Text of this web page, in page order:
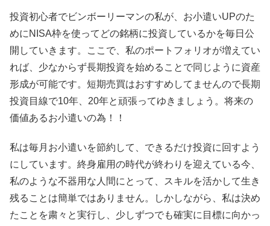
投資初心者でビンボーリーマンの私が、お小遣いUPのた
めにNISA枠を使ってどの銘柄に投資しているかを毎日公
開していきます。ここで、私のポートフォリオが増えてい
れば、少なからず長期投資を始めることで同じように資産
形成が可能です。短期売買はおすすめしてませんので長期
投資目線で10年、20年と頑張ってゆきましょう。将来の
価値あるお小遣いの為！！
私は毎月お小遣いを節約して、できるだけ投資に回すよう
にしています。終身雇用の時代が終わりを迎えている今、
私のような不器用な人間にとって、スキルを活かして生き
残ることは簡単ではありません。しかしながら、私は決め
たことを粛々と実行し、少しずつでも確実に目標に向かっ